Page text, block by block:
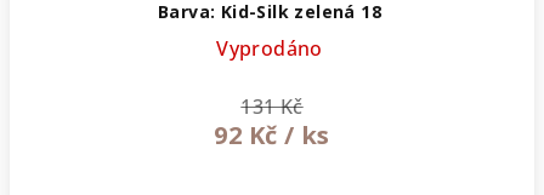
Barva: Kid-Silk zelená 18
Vyprodáno
131 Kč
92 Kč / ks